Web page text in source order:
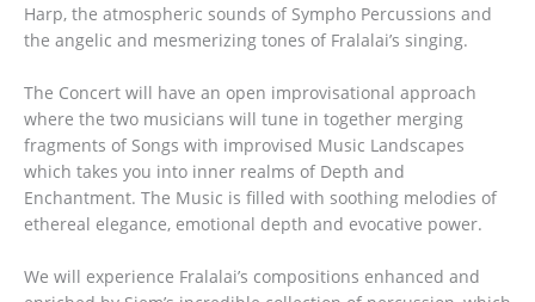
Harp, the atmospheric sounds of Sympho Percussions and
the angelic and mesmerizing tones of Fralalai’s singing.
The Concert will have an open improvisational approach
where the two musicians will tune in together merging
fragments of Songs with improvised Music Landscapes
which takes you into inner realms of Depth and
Enchantment. The Music is filled with soothing melodies of
ethereal elegance, emotional depth and evocative power.
We will experience Fralalai’s compositions enhanced and